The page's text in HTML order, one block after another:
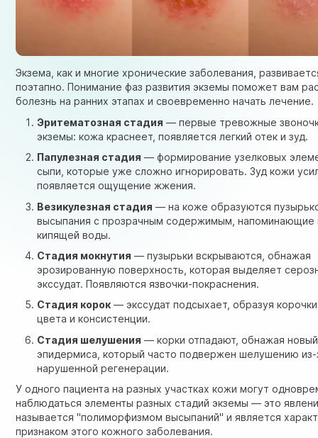
Экзема, как и многие хронические заболевания,
поэтапно. Понимание фаз развития экземы поможет вам
болезнь на ранних этапах и своевременно начать лечение.
Эритематозная стадия — первые тревожные
экземы: кожа краснеет, появляется легкий отек и зуд.
Папулезная стадия — формирование узелковых
сыпи, которые уже сложно игнорировать. Зуд кожи
появляется ощущение жжения.
Везикулезная стадия — на коже образуются
высыпания с прозрачным содержимым, напоминающие
кипящей воды.
Стадия мокнутия — пузырьки вскрываются, обнажая
эрозированную поверхность, которая выделяет
экссудат. Появляются язвочки-покраснения.
Стадия корок — экссудат подсыхает, образуя
цвета и консистенции.
Стадия шелушения — корки отпадают, обнажая
эпидермиса, который часто подвержен шелушению из-
нарушенной регенерации.
У одного пациента на разных участках кожи могут
наблюдаться элементы разных стадий экземы — это
называется "полиморфизмом высыпаний" и является
признаком этого кожного заболевания.